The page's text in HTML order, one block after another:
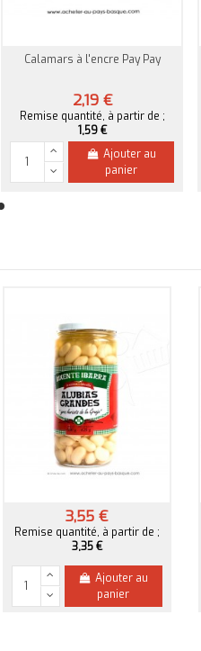
Calamars à l'encre Pay Pay
2,19 €
Remise quantité, à partir de ;
1,59 €
Ajouter au
panier
Alubias Grandes "gros haricots" -
conserve Bixente Ibarra
3,55 €
Remise quantité, à partir de ;
3,35 €
Ajouter au
panier